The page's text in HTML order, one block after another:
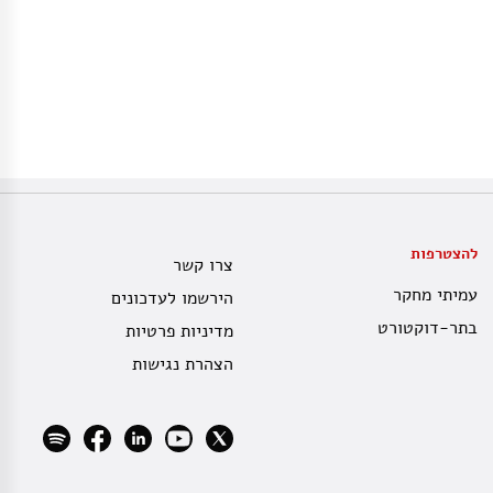
להצטרפות
עמיתי מחקר
בתר-דוקטורט
צרו קשר
הירשמו לעדכונים
מדיניות פרטיות
הצהרת נגישות